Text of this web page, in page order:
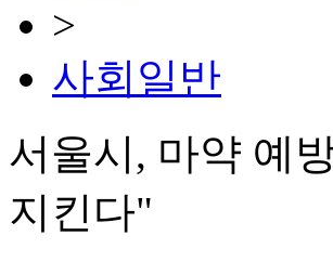
>
사회일반
서울시, 마약 예
지킨다"